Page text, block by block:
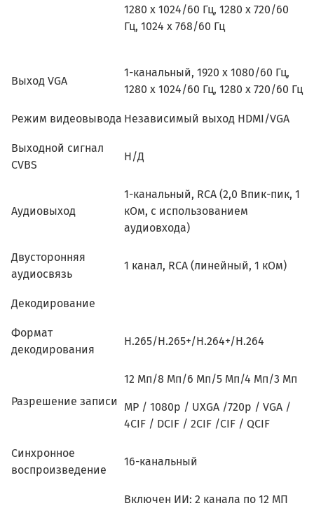
1280 x 1024/60 Гц, 1280 x 720/60
Гц, 1024 x 768/60 Гц
Выход VGA
1-канальный, 1920 x 1080/60 Гц,
1280 x 1024/60 Гц, 1280 x 720/60 Гц
Режим видеовывода Независимый выход HDMI/VGA
Выходной сигнал
CVBS
Н/Д
Аудиовыход
1-канальный, RCA (2,0 Впик-пик, 1
кОм, с использованием
аудиовхода)
Двусторонняя
аудиосвязь
1 канал, RCA (линейный, 1 кОм)
Декодирование
Формат
декодирования
H.265/H.265+/H.264+/H.264
Разрешение записи
12 Мп/8 Мп/6 Мп/5 Мп/4 Мп/3 Мп
MP / 1080p / UXGA /720p / VGA /
4CIF / DCIF / 2CIF /CIF / QCIF
Синхронное
воспроизведение
16-канальный
Включен ИИ: 2 канала по 12 МП